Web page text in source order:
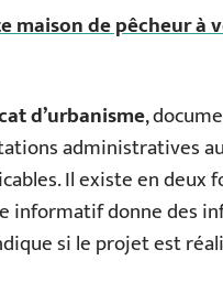
maison de pêcheur à
d’urbanisme,
administratives
Il existe en deux
informatif donne des
si le projet est